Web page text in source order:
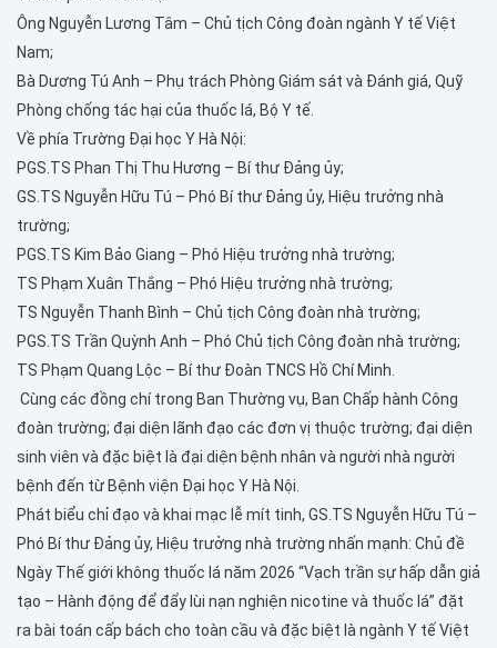
Ông Nguyễn Lương Tâm – Chủ tịch Công đoàn ngành Y tế Việt
Nam;
Bà Dương Tú Anh – Phụ trách Phòng Giám sát và Đánh giá, Quỹ
Phòng chống tác hại của thuốc lá, Bộ Y tế.
Về phía Trường Đại học Y Hà Nội:
PGS.TS Phan Thị Thu Hương – Bí thư Đảng ủy;
GS.TS Nguyễn Hữu Tú – Phó Bí thư Đảng ủy, Hiệu trưởng nhà
trường;
PGS.TS Kim Bảo Giang – Phó Hiệu trưởng nhà trường;
TS Phạm Xuân Thắng – Phó Hiệu trưởng nhà trường;
TS Nguyễn Thanh Bình – Chủ tịch Công đoàn nhà trường;
PGS.TS Trần Quỳnh Anh – Phó Chủ tịch Công đoàn nhà trường;
TS Phạm Quang Lộc – Bí thư Đoàn TNCS Hồ Chí Minh.
Cùng các đồng chí trong Ban Thường vụ, Ban Chấp hành Công
đoàn trường; đại diện lãnh đạo các đơn vị thuộc trường; đại diện
sinh viên và đặc biệt là đại diện bệnh nhân và người nhà người
bệnh đến từ Bệnh viện Đại học Y Hà Nội.
Phát biểu chỉ đạo và khai mạc lễ mít tinh, GS.TS Nguyễn Hữu Tú –
Phó Bí thư Đảng ủy, Hiệu trưởng nhà trường nhấn mạnh: Chủ đề
Ngày Thế giới không thuốc lá năm 2026 “Vạch trần sự hấp dẫn giả
tạo – Hành động để đẩy lùi nạn nghiện nicotine và thuốc lá” đặt
ra bài toán cấp bách cho toàn cầu và đặc biệt là ngành Y tế Việt